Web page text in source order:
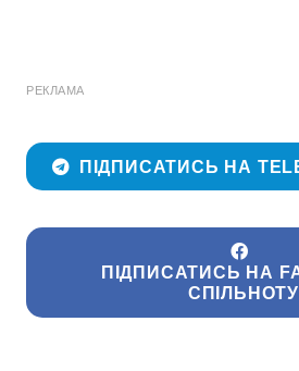
РЕКЛАМА
ПІДПИСАТИСЬ НА
ПІДПИСАТИСЬ НА
СПІЛЬНОТУ